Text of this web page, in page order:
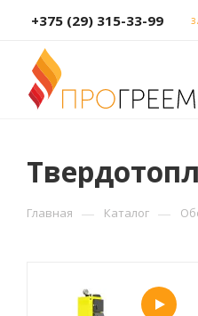
+375 (29) 315-33-99
Главная — Каталог —